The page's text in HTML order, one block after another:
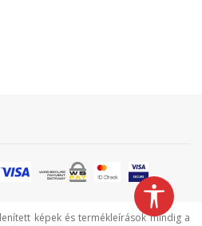
képek és termékleírások mindig a